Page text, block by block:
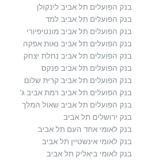
בנק הפועלים תל אביב לינקולן
בנק הפועלים תל אביב למד
בנק הפועלים תל אביב מונטיפיורי
בנק הפועלים תל אביב נאות אפקה
בנק הפועלים תל אביב נחלת יצחק
בנק הפועלים תל אביב פנקס
בנק הפועלים תל אביב קרית שלום
בנק הפועלים תל אביב רמת אביב ג'
בנק הפועלים תל אביב שאול המלך
בנק ירושלים תל אביב
בנק לאומי אחד העם תל אביב
בנק לאומי אינשטיין תל אביב
בנק לאומי ביאליק תל אביב